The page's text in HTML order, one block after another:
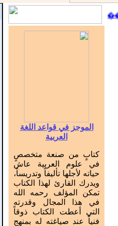
������ ��
الموجز في قواعد اللغة
العربية
كتابٍ من صنعة متخصصٍ
في علوم العربية عاش
حياته لأجلها تأليفاً وتدريساً،
ويدرك القارئ لهذا الكتاب
تمكن المؤلف رحمه الله
في هذا المجال وقدرته
التي أعطت الكتاب ذوقاً
فنياً عند صياغته له بمنهج